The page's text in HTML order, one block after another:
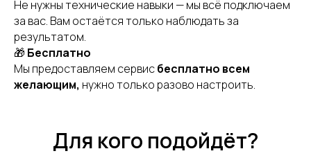
Не нужны технические навыки — мы всё подключаем
за вас. Вам остаётся только наблюдать за
результатом.
🎁 Бесплатно
Мы предоставляем сервисбесплатно всем
желающим, нужно только разово настроить.
Для кого подойдёт?
Подпишитесь на рассылку и получите подборку
производителей и оптовых поставщиков, у которых
можно найти товар для перепродажи на
маркетплейсах
ПОЛУЧИТЬ СПИСОК